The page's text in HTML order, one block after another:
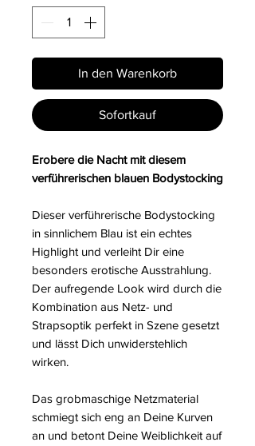
In den Warenkorb
Sofortkauf
Erobere die Nacht mit diesem
verführerischen blauen Bodystocking
Dieser verführerische Bodystocking
in sinnlichem Blau ist ein echtes
Highlight und verleiht Dir eine
besonders erotische Ausstrahlung.
Der aufregende Look wird durch die
Kombination aus Netz- und
Strapsoptik perfekt in Szene gesetzt
und lässt Dich unwiderstehlich
wirken.
Das grobmaschige Netzmaterial
schmiegt sich eng an Deine Kurven
an und betont Deine Weiblichkeit auf